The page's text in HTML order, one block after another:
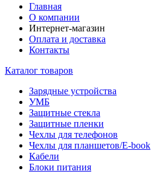
Главная
О компании
Интернет-магазин
Оплата и доставка
Контакты
Каталог товаров
Зарядные устройства
УМБ
Защитные стекла
Защитные пленки
Чехлы для телефонов
Чехлы для планшетов/E-book
Кабели
Блоки питания